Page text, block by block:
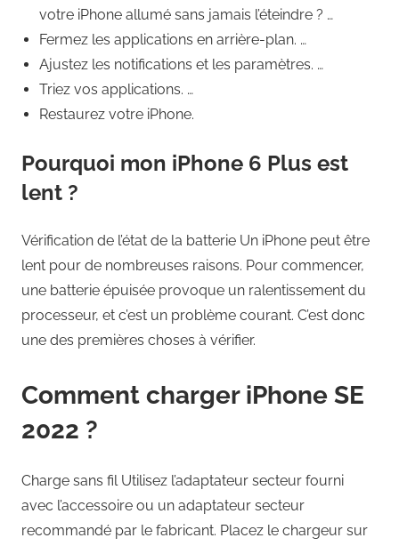
votre iPhone allumé sans jamais l’éteindre ? …
Fermez les applications en arrière-plan. …
Ajustez les notifications et les paramètres. …
Triez vos applications. …
Restaurez votre iPhone.
Pourquoi mon iPhone 6 Plus est
lent ?
Vérification de l’état de la batterie Un iPhone peut être
lent pour de nombreuses raisons. Pour commencer,
une batterie épuisée provoque un ralentissement du
processeur, et c’est un problème courant. C’est donc
une des premières choses à vérifier.
Comment charger iPhone SE
2022 ?
Charge sans fil Utilisez l’adaptateur secteur fourni
avec l’accessoire ou un adaptateur secteur
recommandé par le fabricant. Placez le chargeur sur